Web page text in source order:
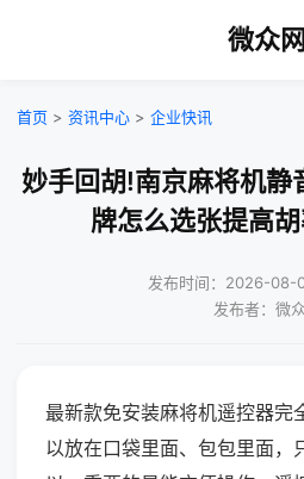
微众网
首页 > 资讯中心 > 企业快讯
妙手回胡!南京麻将机静
牌怎么选张提高
发布时间：2026-08-
发布者：微
最新款免安装麻将机遥控器完
以放在口袋里面、包包里面，